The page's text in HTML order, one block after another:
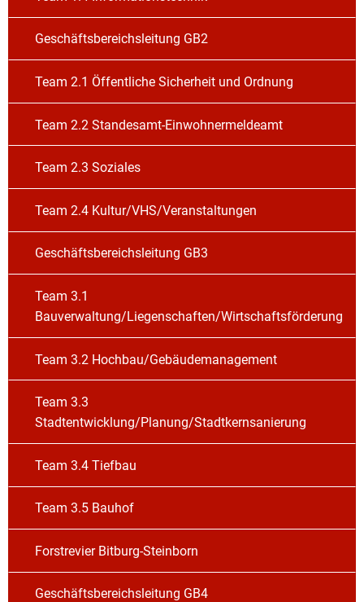
Geschäftsbereichsleitung GB2
Team 2.1 Öffentliche Sicherheit und Ordnung
Team 2.2 Standesamt-Einwohnermeldeamt
Team 2.3 Soziales
Team 2.4 Kultur/VHS/Veranstaltungen
Geschäftsbereichsleitung GB3
Team 3.1
Bauverwaltung/Liegenschaften/Wirtschaftsförderung
Team 3.2 Hochbau/Gebäudemanagement
Team 3.3
Stadtentwicklung/Planung/Stadtkernsanierung
Team 3.4 Tiefbau
Team 3.5 Bauhof
Forstrevier Bitburg-Steinborn
Geschäftsbereichsleitung GB4